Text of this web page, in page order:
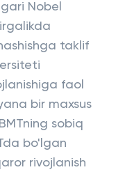
Nobel
taklif
faol
bir maxsus
sobiq
bo'lgan
rivojlanish